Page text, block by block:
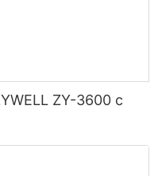
ZY-3600 с